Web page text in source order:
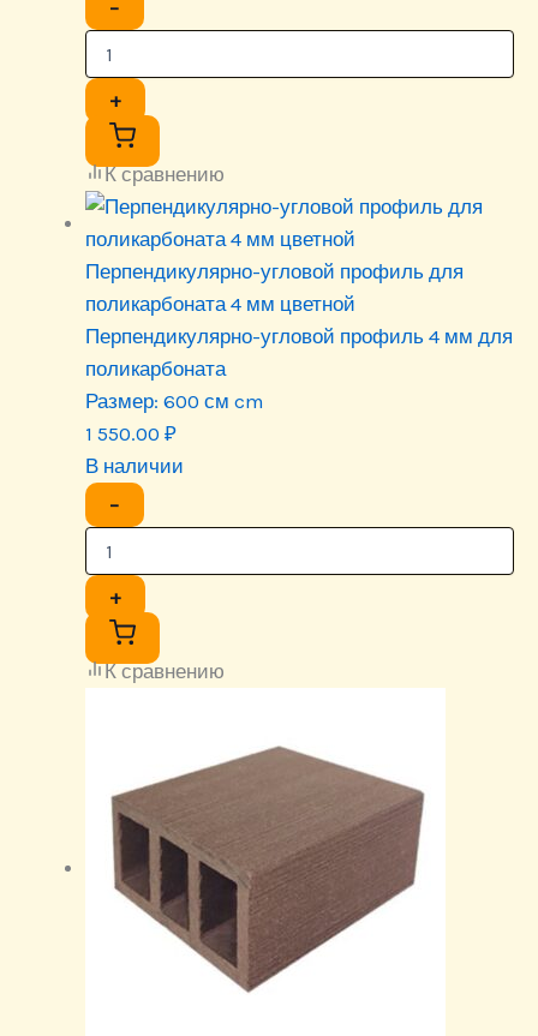
−
+
К сравнению
Перпендикулярно-угловой профиль для
поликарбоната 4 мм цветной
Перпендикулярно-угловой профиль 4 мм для
поликарбоната
Размер: 600 см cm
1 550.00 ₽
В наличии
−
+
К сравнению